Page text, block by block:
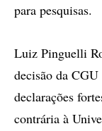
para pesquisas.
Luiz Pinguelli
decisão da
declarações
contrária à